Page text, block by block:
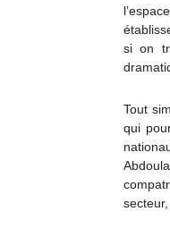
si on
Tout
qui